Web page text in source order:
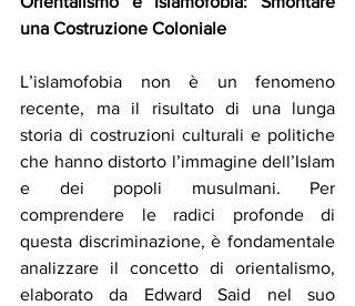
una Costruzione Coloniale
L’islamofobia non è un fenomeno
recente, ma il risultato di una lunga
storia di costruzioni culturali e politiche
che hanno distorto l’immagine dell’Islam
e dei popoli musulmani. Per
comprendere le radici profonde di
questa discriminazione, è fondamentale
analizzare il concetto di orientalismo,
elaborato da Edward Said nel suo